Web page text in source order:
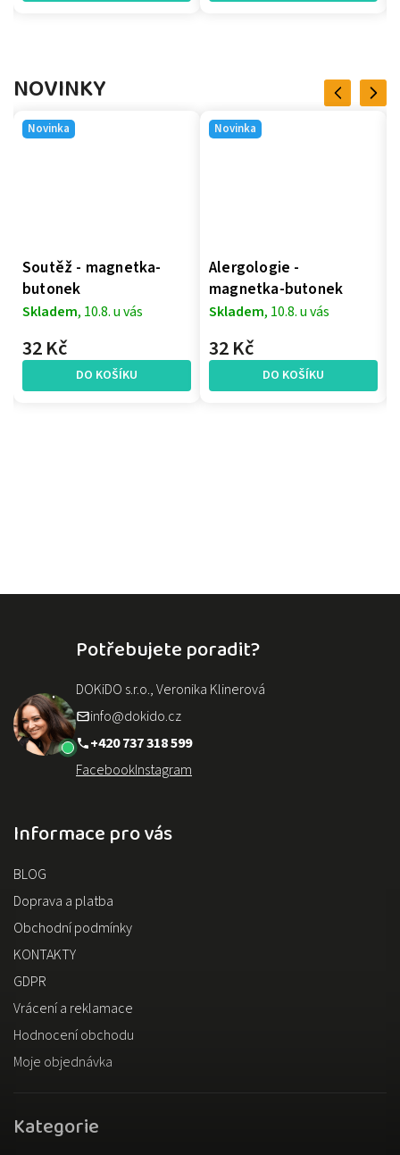
NOVINKY Previous
Novinka
Soutěž - magnetka-
butonek
Skladem, 10.8. u vás
32 Kč
DO KOŠÍKU
Novinka
Alergologie -
magnetka-butonek
Skladem, 10.8. u vás
32 Kč
DO KOŠÍKU
Next
Kategorie
Informace pro vás
BLOG
Doprava a platba
Obchodní podmínky
KONTAKTY
GDPR
Vrácení a reklamace
Hodnocení obchodu
Moje objednávka
Potřebujete poradit?
DOKiDO s.r.o., Veronika Klinerová
info@dokido.cz
+420 737 318 599
FacebookInstagram